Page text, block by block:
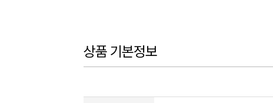
상품 기본정보